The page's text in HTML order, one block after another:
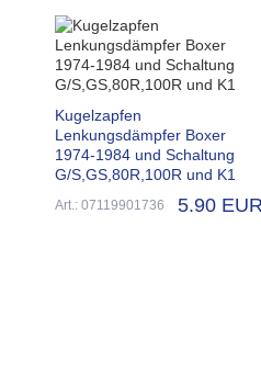
Kugelzapfen
Lenkungsdämpfer Boxer
1974-1984 und Schaltung
G/S,GS,80R,100R und K1
Art.: 07119901736 5.90